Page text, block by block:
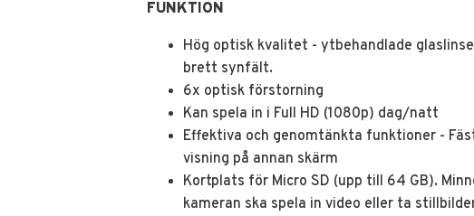
FUNKTION
Hög optisk kvalitet - ytbehandlade
brett synfält.
6x optisk förstorning
Kan spela in i Full HD (1080p) dag/natt
Effektiva och genomtänkta funktioner -
visning på annan skärm
Kortplats för Micro SD (upp till 64 GB).
kameran ska spela in video eller ta